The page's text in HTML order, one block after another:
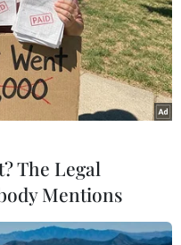
đàm phán trả
The Legal
Mentions